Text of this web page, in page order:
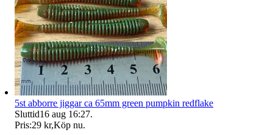
5st abborre jiggar ca 65mm green pumpkin redflake
Sluttid16 aug 16:27.
Pris:29 kr,Köp nu.